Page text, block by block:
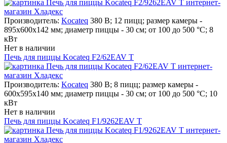
Производитель: Kocateq 380 В; 12 пицц; размер камеры -
895x600x142 мм; диаметр пиццы - 30 см; от 100 до 500 °С; 8
кВт
Нет в наличии
Печь для пиццы Kocateq F2/62EAV T
Производитель: Kocateq 380 В; 8 пицц; размер камеры -
600x595x140 мм; диаметр пиццы - 30 см; от 100 до 500 °С; 10
кВт
Нет в наличии
Печь для пиццы Kocateq F1/9262EAV T